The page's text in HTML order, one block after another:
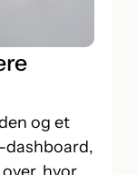
og et